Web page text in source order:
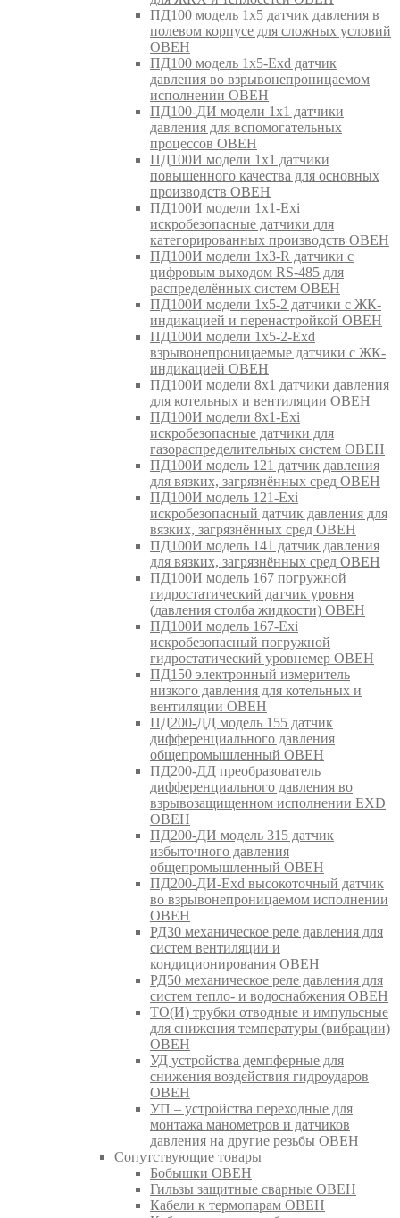
ПД100 модель 1х5 датчик давления в
полевом корпусе для сложных условий
ОВЕН
ПД100 модель 1х5-Exd датчик
давления во взрывонепроницаемом
исполнении ОВЕН
ПД100-ДИ модели 1х1 датчики
давления для вспомогательных
процессов ОВЕН
ПД100И модели 1х1 датчики
повышенного качества для основных
производств ОВЕН
ПД100И модели 1х1-Exi
искробезопасные датчики для
категорированных производств ОВЕН
ПД100И модели 1х3-R датчики с
цифровым выходом RS-485 для
распределённых систем ОВЕН
ПД100И модели 1х5-2 датчики с ЖК-
индикацией и перенастройкой ОВЕН
ПД100И модели 1х5-2-Exd
взрывонепроницаемые датчики с ЖК-
индикацией ОВЕН
ПД100И модели 8х1 датчики давления
для котельных и вентиляции ОВЕН
ПД100И модели 8х1-Exi
искробезопасные датчики для
газораспределительных систем ОВЕН
ПД100И модель 121 датчик давления
для вязких, загрязнённых сред ОВЕН
ПД100И модель 121-Exi
искробезопасный датчик давления для
вязких, загрязнённых сред ОВЕН
ПД100И модель 141 датчик давления
для вязких, загрязнённых сред ОВЕН
ПД100И модель 167 погружной
гидростатический датчик уровня
(давления столба жидкости) ОВЕН
ПД100И модель 167-Exi
искробезопасный погружной
гидростатический уровнемер ОВЕН
ПД150 электронный измеритель
низкого давления для котельных и
вентиляции ОВЕН
ПД200-ДД модель 155 датчик
дифференциального давления
общепромышленный ОВЕН
ПД200-ДД преобразователь
дифференциального давления во
взрывозащищенном исполнении EXD
ОВЕН
ПД200-ДИ модель 315 датчик
избыточного давления
общепромышленный ОВЕН
ПД200-ДИ-Exd высокоточный датчик
во взрывонепроницаемом исполнении
ОВЕН
РД30 механическое реле давления для
систем вентиляции и
кондиционирования ОВЕН
РД50 механическое реле давления для
систем тепло- и водоснабжения ОВЕН
ТО(И) трубки отводные и импульсные
для снижения температуры (вибрации)
ОВЕН
УД устройства демпферные для
снижения воздействия гидроударов
ОВЕН
УП – устройства переходные для
монтажа манометров и датчиков
давления на другие резьбы ОВЕН
Сопутствующие товары
Бобышки ОВЕН
Гильзы защитные сварные ОВЕН
Кабели к термопарам ОВЕН